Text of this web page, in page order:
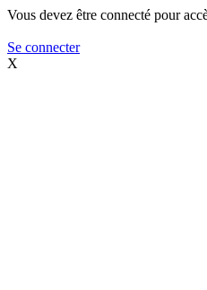
Vous devez être connecté pour
Se connecter
X